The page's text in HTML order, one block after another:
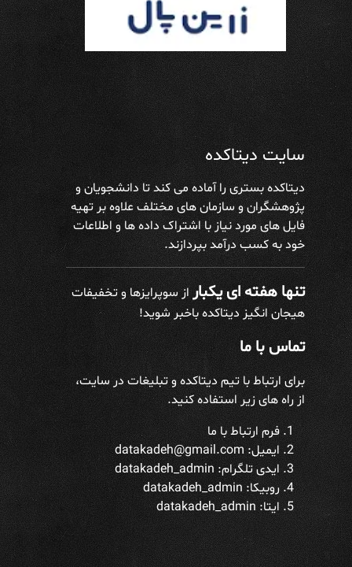
سایت دیتاکده
دیتاکده بستری را آماده می کند تا دانشجویان و
پژوهشگران و سازمان های مختلف علاوه بر تهیه
فایل های مورد نیاز با اشتراک داده ها و اطلاعات
خود به کسب درآمد بپردازند.
تنها هفته ای یکباراز سوپرایزها و تخفیفات
هیجان انگیز دیتاکده باخبر شوید!
تماس با ما
برای ارتباط با تیم دیتاکده و تبلیغات در سایت،
از راه های زیر استفاده کنید.
فرم ارتباط با ما
ایمیل: datakadeh@gmail.com
ایدی تلگرام:datakadeh_admin
روبیکا: datakadeh_admin
ایتا: datakadeh_admin